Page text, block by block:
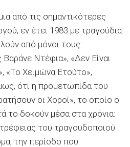
από τις σημαντικότερες
εν έτει 1983 με τραγούδια
από μόνοι τους:
Ντέφια», «Δεν Είναι
«Το Χειμώνα Ετούτο»,
ότι η προμετωπίδα του
οι Χοροί», το οποίο ο
το δοκούν μέσα στα χρόνια:
του τραγουδοποιού
την περίοδο που